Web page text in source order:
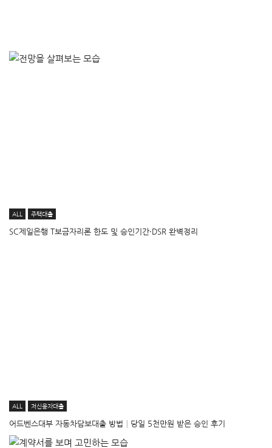
ALL 주택대출
SC제일은행 T보금자리론 한도 및 승인기간·DSR 완벽정리
ALL 저신용자대출
어드벤스대부 자동차담보대출 방법│당일 5천만원 받은 승인 후기